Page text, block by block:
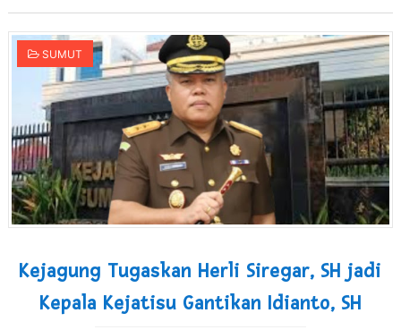
SUMUT
Kejagung Tugaskan Herli Siregar, SH jadi
Kepala Kejatisu Gantikan Idianto, SH